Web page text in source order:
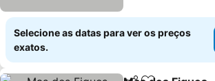
Selecione as datas para ver os preços
exatos.